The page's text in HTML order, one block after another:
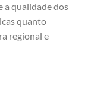
a qualidade dos
quanto
regional e